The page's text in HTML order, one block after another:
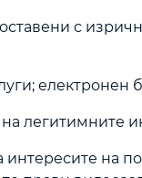
с
електронен
легитимните
на